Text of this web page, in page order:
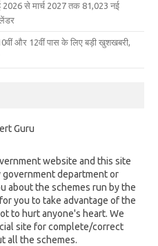
से मार्च 2027 तक 81,023 नई
और 12वीं पास के लिए बड़ी खुशखबरी,
Guru
website and this site
government department or
about the schemes run by the
you to take advantage of the
to hurt anyone's heart. We
site for complete/correct
all the schemes.